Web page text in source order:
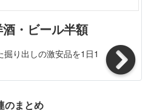
ー…30ml (2)ホットチョコレー
テアする。 1875年に生まれた
名前を冠した、フランス産のプ
ールです。誕生から現在まで変
同時に、クリエイティヴィティ
二の存在です。 トップバー
パートナーであるコアントロ
ステム上クール便を選択できま
は、備考欄の「その他のご要
ル便代金 324円（税込））。
・ビール半額
掘り出しの激安品を1日1
のまとめ